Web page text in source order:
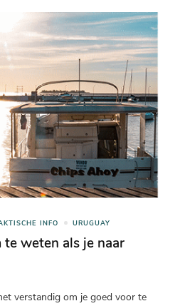
INFO URUGUAY
weten als je naar
verstandig om je goed voor te